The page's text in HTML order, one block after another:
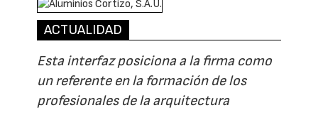
ACTUALIDAD
Esta interfaz posiciona a la firma como
un referente en la formación de los
profesionales de la arquitectura